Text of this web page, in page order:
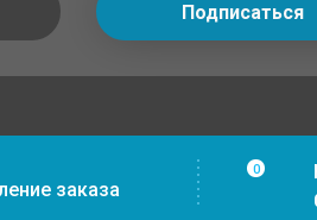
Подписаться
заказа
0